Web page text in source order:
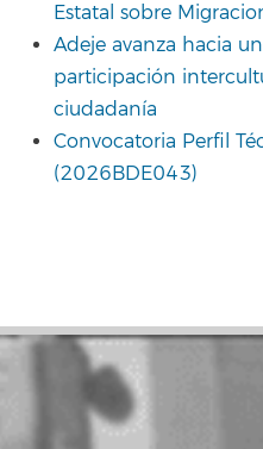
Estatal sobre
Adeje avanza hacia
participación
ciudadanía
Convocatoria Perfil
(2026BDE043)